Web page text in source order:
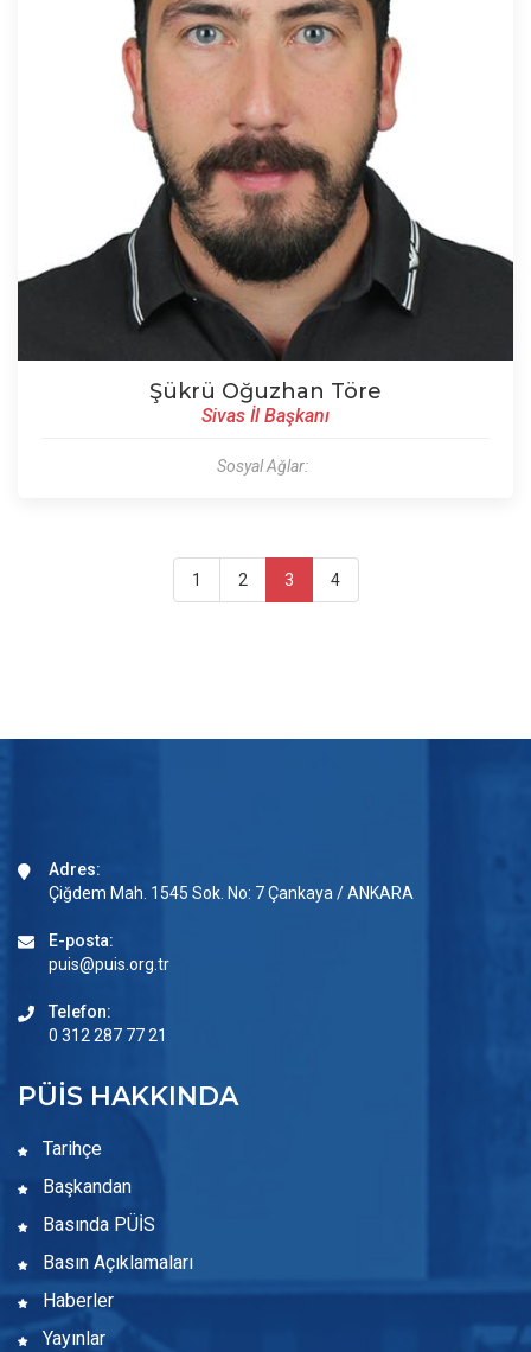
Şükrü Oğuzhan Töre
Sivas İl Başkanı
Sosyal Ağlar:
1 2 3 4
Adres:
Çiğdem Mah. 1545 Sok. No: 7 Çankaya / ANKARA
E-posta:
puis@puis.org.tr
Telefon:
0 312 287 77 21
PÜİS HAKKINDA
Tarihçe
Başkandan
Basında PÜİS
Basın Açıklamaları
Haberler
Yayınlar